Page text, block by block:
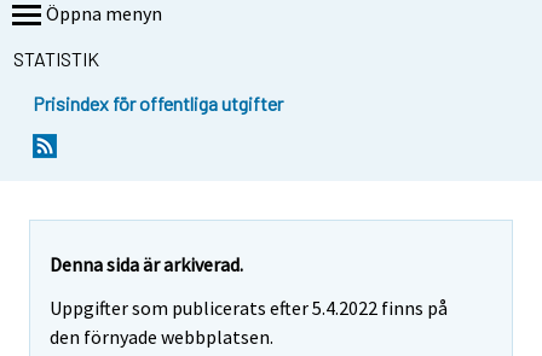
Öppna menyn
STATISTIK
Prisindex för offentliga utgifter
Denna sida är arkiverad.
Uppgifter som publicerats efter 5.4.2022 finns på
den förnyade webbplatsen.